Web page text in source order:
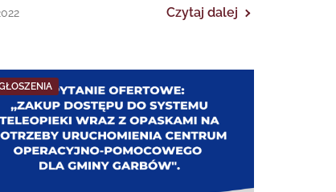
lub zagrożone…
Czytaj dalej